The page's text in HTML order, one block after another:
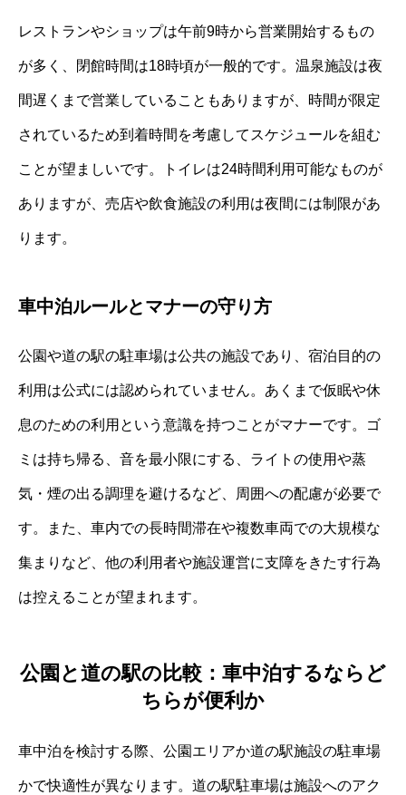
レストランやショップは午前9時から営業開始するもの
が多く、閉館時間は18時頃が一般的です。温泉施設は夜
間遅くまで営業していることもありますが、時間が限定
されているため到着時間を考慮してスケジュールを組む
ことが望ましいです。トイレは24時間利用可能なものが
ありますが、売店や飲食施設の利用は夜間には制限があ
ります。
車中泊ルールとマナーの守り方
公園や道の駅の駐車場は公共の施設であり、宿泊目的の
利用は公式には認められていません。あくまで仮眠や休
息のための利用という意識を持つことがマナーです。ゴ
ミは持ち帰る、音を最小限にする、ライトの使用や蒸
気・煙の出る調理を避けるなど、周囲への配慮が必要で
す。また、車内での長時間滞在や複数車両での大規模な
集まりなど、他の利用者や施設運営に支障をきたす行為
は控えることが望まれます。
公園と道の駅の比較：車中泊するならど
ちらが便利か
車中泊を検討する際、公園エリアか道の駅施設の駐車場
かで快適性が異なります。道の駅駐車場は施設へのアク